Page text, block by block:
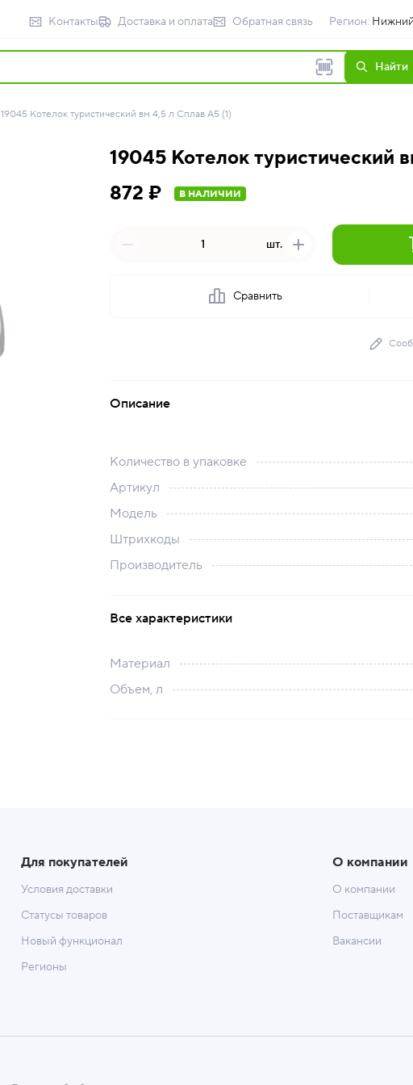
Контакты Доставка и оплата Обратная связь Регион:
Найти
19045 Котелок туристический вм 4,5 л Сплав А5 (1)
19045 Котелок туристический
872 ₽
В НАЛИЧИИ
шт.
Сравнить
Описание
Количество в упаковке
Артикул
Модель
Штрихкоды
Производитель
Все характеристики
Материал
Объем, л
Для покупателей
Условия доставки
Статусы товаров
Новый функционал
Регионы
О компании
О компании
Поставщикам
Вакансии